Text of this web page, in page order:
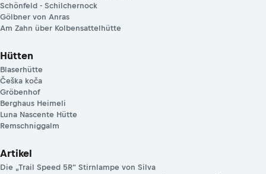
Schönfeld - Schilchernock
Gölbner von Anras
Am Zahn über Kolbensattelhütte
Hütten
Blaserhütte
Češka koča
Gröbenhof
Berghaus Heimeli
Luna Nascente Hütte
Remschniggalm
Artikel
Die „Trail Speed 5R“ Stirnlampe von Silva